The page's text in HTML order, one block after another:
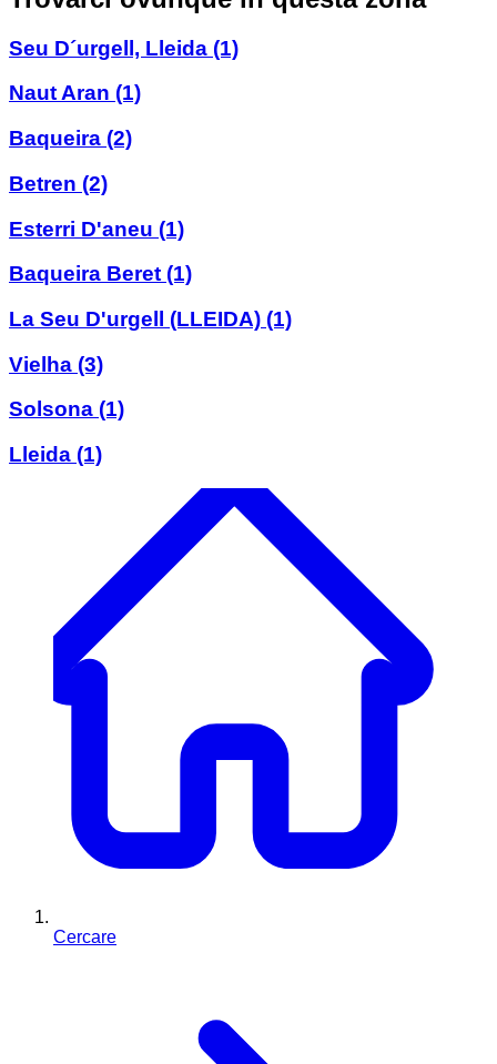
Seu D´urgell, Lleida (1)
Naut Aran (1)
Baqueira (2)
Betren (2)
Esterri D'aneu (1)
Baqueira Beret (1)
La Seu D'urgell (LLEIDA) (1)
Vielha (3)
Solsona (1)
Lleida (1)
Cercare